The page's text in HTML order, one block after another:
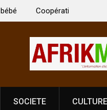
Singh à
de
Côte
prononce
SOCIETE CULTURE